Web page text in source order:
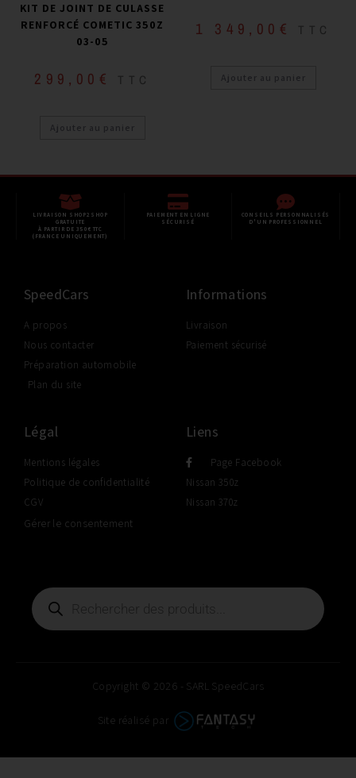
KIT DE JOINT DE CULASSE
RENFORCÉ COMETIC 350Z
03-05
299,00 € TTC
Ajouter au panier
1 349,00 € TTC
Ajouter au panier
LIVRAISON SHOP2SHOP
GRATUITE
À PARTIR DE 350€ TTC
(FRANCE UNIQUEMENT)
PAIEMENT EN LIGNE
SÉCURISÉ
CONSEILS PERSONNALISÉS
D'UN PROFESSIONNEL
SpeedCars
A propos
Nous contacter
Préparation automobile
Plan du site
Informations
Livraison
Paiement sécurisé
Légal
Mentions légales
Politique de confidentialité
CGV
Gérer le consentement
Liens
Page Facebook
Nissan 350z
Nissan 370z
Copyright © 2026 - SARL SpeedCars
Site réalisé par